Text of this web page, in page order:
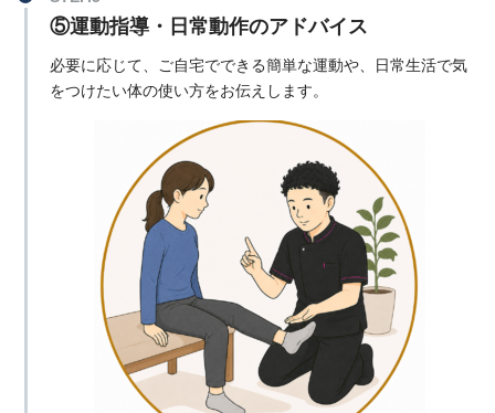
⑤運動指導・日常動作のアドバイス
必要に応じて、ご自宅でできる簡単な運動や、日常生活で気
をつけたい体の使い方をお伝えします。